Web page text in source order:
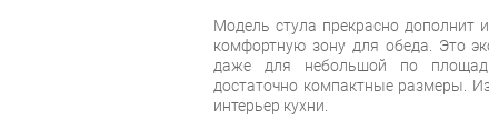
Модель стула прекрасно дополнит
комфортную зону для обеда. Это
даже для небольшой по
достаточно компактные размеры.
интерьер кухни.